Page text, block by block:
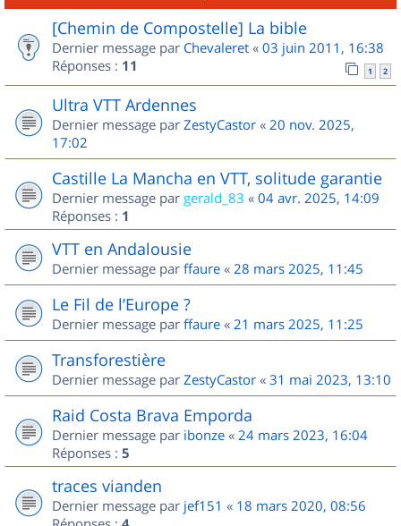
[Chemin de Compostelle] La bible
Dernier message par Chevaleret « 03 juin 2011, 16:38
Réponses : 11 1 2
Ultra VTT Ardennes
Dernier message par ZestyCastor « 20 nov. 2025,
17:02
Castille La Mancha en VTT, solitude garantie
Dernier message par gerald_83 « 04 avr. 2025, 14:09
Réponses : 1
VTT en Andalousie
Dernier message par ffaure « 28 mars 2025, 11:45
Le Fil de l’Europe ?
Dernier message par ffaure « 21 mars 2025, 11:25
Transforestière
Dernier message par ZestyCastor « 31 mai 2023, 13:10
Raid Costa Brava Emporda
Dernier message par ibonze « 24 mars 2023, 16:04
Réponses : 5
traces vianden
Dernier message par jef151 « 18 mars 2020, 08:56